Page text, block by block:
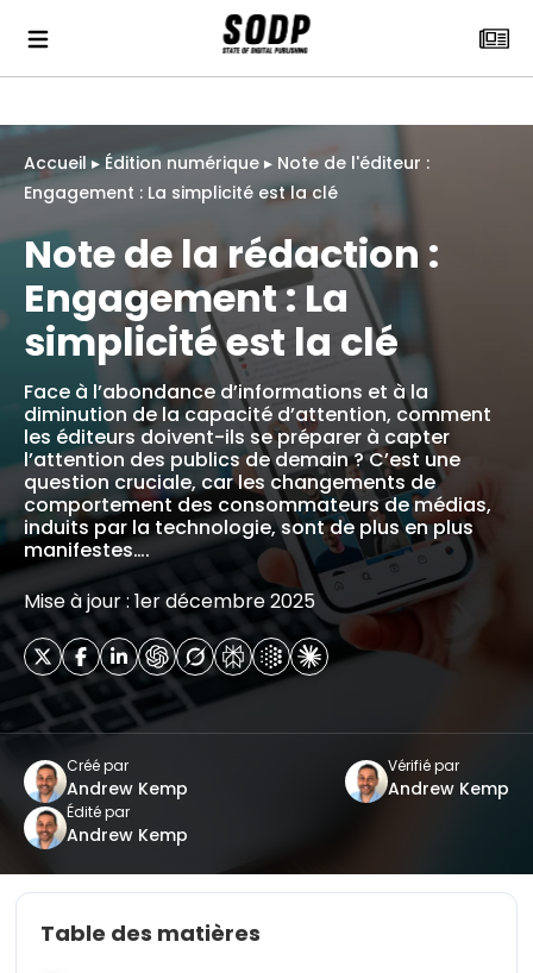
Accueil▸Édition numérique ▸ Note de l'éditeur :
Engagement : La simplicité est la clé
Note de la rédaction :
Engagement : La
simplicité est la clé
Face à l’abondance d’informations et à la
diminution de la capacité d’attention, comment
les éditeurs doivent-ils se préparer à capter
l’attention des publics de demain ? C’est une
question cruciale, car les changements de
comportement des consommateurs de médias,
induits par la technologie, sont de plus en plus
manifestes….
Mise à jour : 1er décembre 2025
Créé par
Andrew Kemp
Vérifié par
Andrew Kemp
Édité par
Andrew Kemp
Table des matières